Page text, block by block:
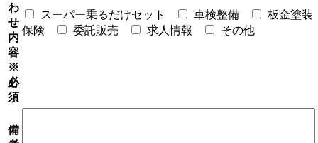
わ
せ
内
容
※
必
須
スーパー乗るだけセット 車検整備
板金塗装
保険
委託販売 求人情報 その他
備